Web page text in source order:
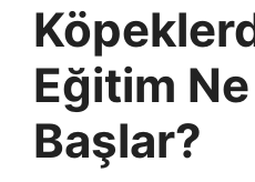
Eğitim
Başlar?